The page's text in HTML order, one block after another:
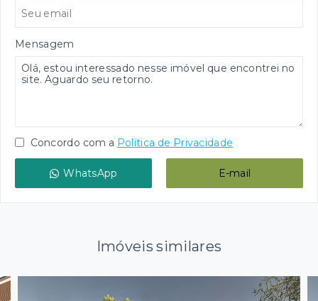
Mensagem
Concordo com a Política de Privacidade
WhatsApp E-mail
Imóveis similares